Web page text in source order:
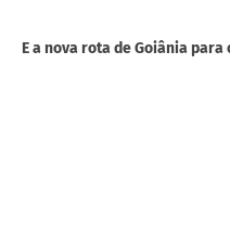
E a nova rota de Goiânia para